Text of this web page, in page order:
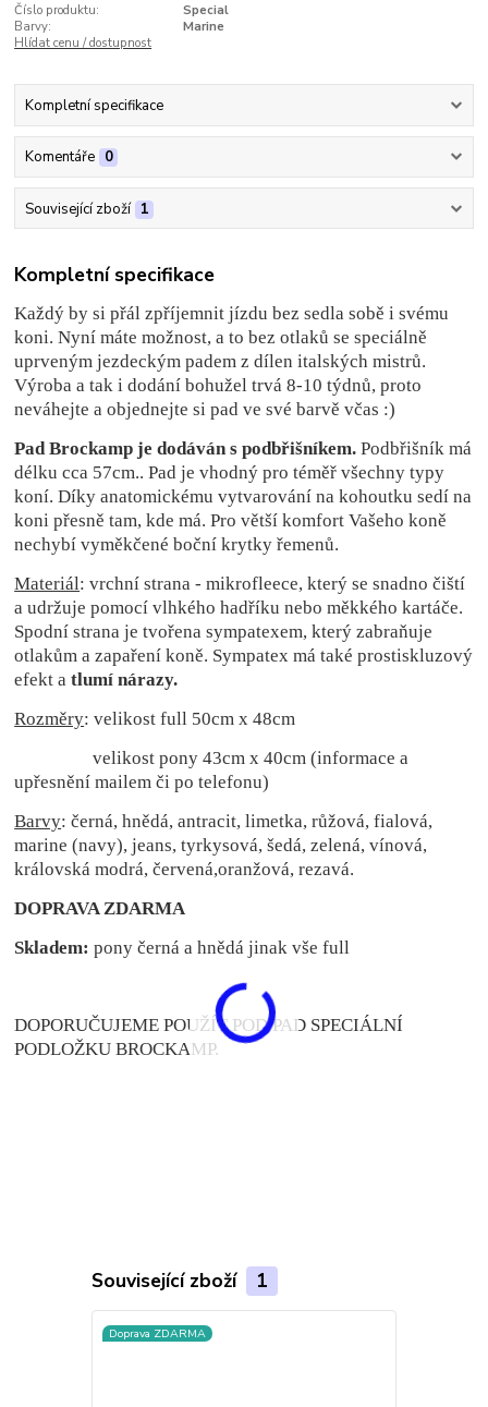
Číslo produktu:
Special
Barvy:
Marine
Hlídat cenu / dostupnost
Kompletní specifikace
Komentáře 0
Související zboží 1
Kompletní specifikace
Každý by si přál zpříjemnit jízdu bez sedla sobě i svému
koni. Nyní máte možnost, a to bez otlaků se speciálně
uprveným jezdeckým padem z dílen italských mistrů.
Výroba a tak i dodání bohužel trvá 8-10 týdnů, proto
neváhejte a objednejte si pad ve své barvě včas :)
Pad Brockamp je dodáván s podbřišníkem.Podbřišník má
délku cca 57cm.. Pad je vhodný pro téměř všechny typy
koní.Díky anatomickému vytvarování na kohoutku sedí na
koni přesně tam, kde má. Pro větší komfort Vašeho koně
nechybí vyměkčené boční krytky řemenů.
Materiál: vrchní strana - mikrofleece, který se snadno čiští
a udržuje pomocí vlhkého hadříku nebo měkkého kartáče.
Spodní strana je tvořena sympatexem, který zabraňuje
otlakům a zapaření koně. Sympatex má také prostiskluzový
efekt atlumí nárazy.
Rozměry: velikost full 50cm x 48cm
velikost pony 43cm x 40cm (informace a
upřesnění mailem či po telefonu)
Barvy: černá, hnědá, antracit, limetka, růžová, fialová,
marine (navy), jeans, tyrkysová, šedá, zelená, vínová,
královská modrá, červená,oranžová, rezavá.
DOPRAVA ZDARMA
Skladem:pony černá a hnědá jinak vše full
DOPORUČUJEME POUŽÍT POD PAD SPECIÁLNÍ
PODLOŽKU BROCKAMP.
Související zboží 1
Doprava ZDARMA